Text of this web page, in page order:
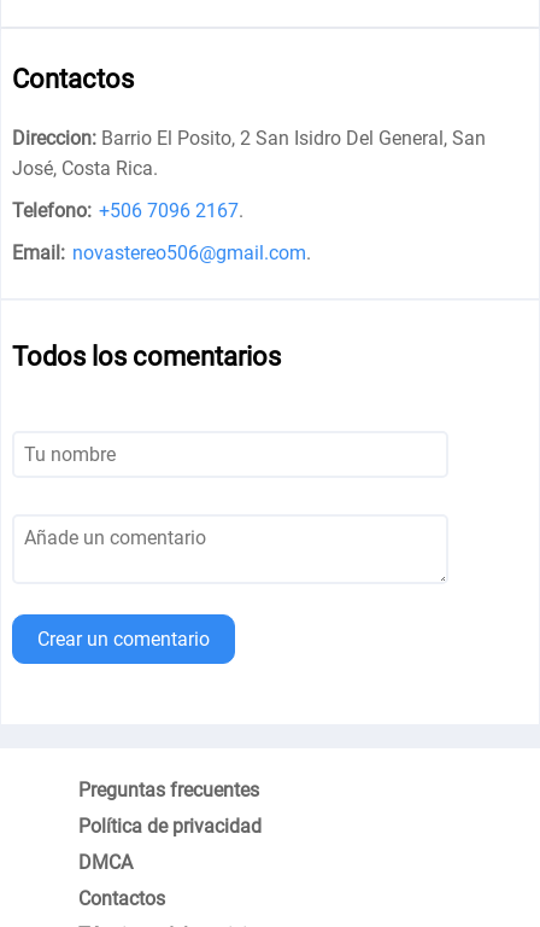
Contactos
Direccion: Barrio El Posito, 2 San Isidro Del General, San
José, Costa Rica.
Telefono: +506 7096 2167.
Email: novastereo506@gmail.com.
Todos los comentarios
Crear un comentario
Preguntas frecuentes
Política de privacidad
DMCA
Contactos